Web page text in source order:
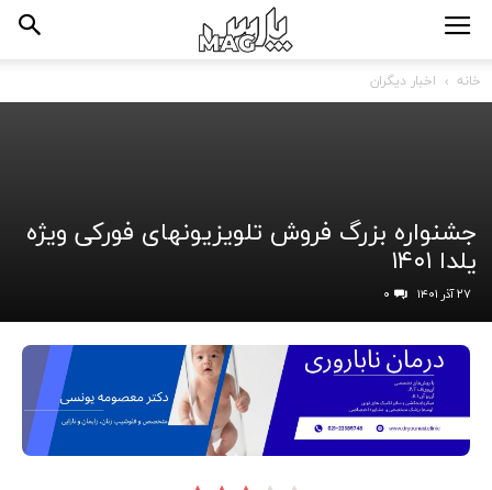
خانه اخبار دیگران
جشنواره بزرگ فروش تلویزیونهای فورکی ویژه
یلدا ۱۴۰۱
۲۷ آذر ۱۴۰۱ ۰